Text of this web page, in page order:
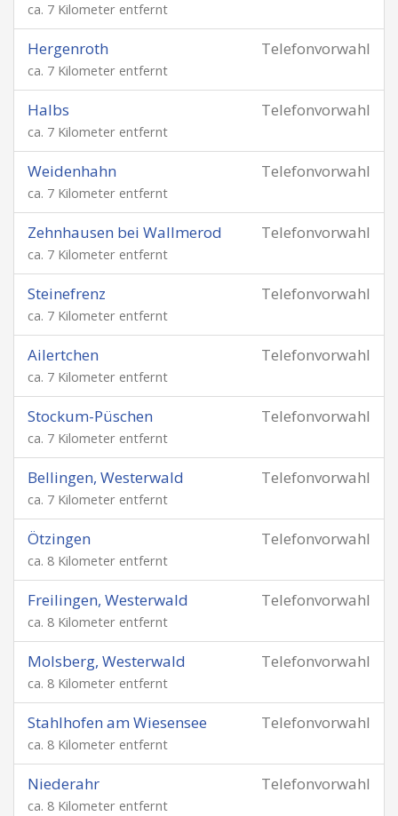
ca. 7 Kilometer entfernt
Telefonvorwahl
Hergenroth
ca. 7 Kilometer entfernt
Telefonvorwahl
Halbs
ca. 7 Kilometer entfernt
Telefonvorwahl
Weidenhahn
ca. 7 Kilometer entfernt
Telefonvorwahl
Zehnhausen bei Wallmerod
ca. 7 Kilometer entfernt
Telefonvorwahl
Steinefrenz
ca. 7 Kilometer entfernt
Telefonvorwahl
Ailertchen
ca. 7 Kilometer entfernt
Telefonvorwahl
Stockum-Püschen
ca. 7 Kilometer entfernt
Telefonvorwahl
Bellingen, Westerwald
ca. 7 Kilometer entfernt
Telefonvorwahl
Ötzingen
ca. 8 Kilometer entfernt
Telefonvorwahl
Freilingen, Westerwald
ca. 8 Kilometer entfernt
Telefonvorwahl
Molsberg, Westerwald
ca. 8 Kilometer entfernt
Telefonvorwahl
Stahlhofen am Wiesensee
ca. 8 Kilometer entfernt
Telefonvorwahl
Niederahr
ca. 8 Kilometer entfernt